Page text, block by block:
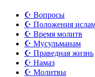
☪️ Вопросы
☪️ Положения
☪️ Время молитв
☪️ Мусульманам
☪️ Праведная жизнь
☪️ Намаз
☪️ Молитвы